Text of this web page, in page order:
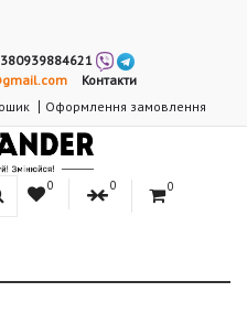
Контакти
Оформлення замовлення
0 0 0